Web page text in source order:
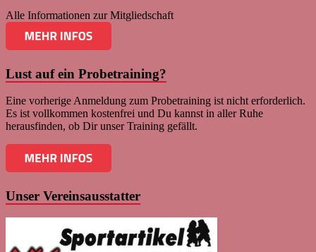
Alle Informationen zur Mitgliedschaft
Lust auf ein Probetraining?
Eine vorherige Anmeldung zum Probetraining ist nicht erforderlich.
Es ist vollkommen kostenfrei und Du kannst in aller Ruhe
herausfinden, ob Dir unser Training gefällt.
Unser Vereinsausstatter